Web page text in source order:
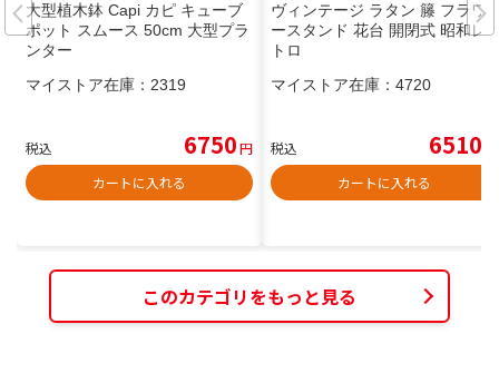
大型植木鉢 Capi カピ キューブ
ポット スムース 50cm 大型プラ
ンター
マイストア在庫： 2319
税込 6750円
カートに入れる
ヴィンテージ ラタン 籐 フラワ
ースタンド 花台 開閉式 昭和レ
トロ
マイストア在庫： 4720
税込 6510
カートに入れる
このカテゴリをもっと見る